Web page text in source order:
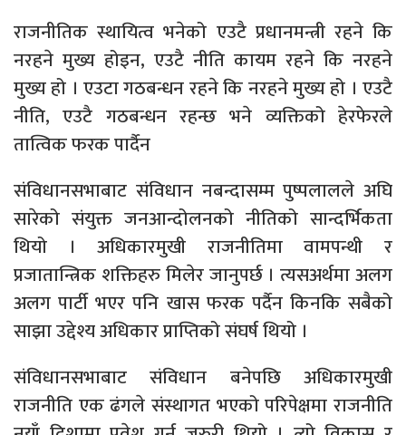
राजनीतिक स्थायित्व भनेको एउटै प्रधानमन्त्री रहने कि
नरहने मुख्य होइन, एउटै नीति कायम रहने कि नरहने
मुख्य हो । एउटा गठबन्धन रहने कि नरहने मुख्य हो । एउटै
नीति, एउटै गठबन्धन रहन्छ भने व्यक्तिको हेरफेरले
तात्विक फरक पार्दैन
संविधानसभाबाट संविधान नबन्दासम्म पुष्पलालले अघि
सारेको संयुक्त जनआन्दोलनको नीतिको सान्दर्भिकता
थियो । अधिकारमुखी राजनीतिमा वामपन्थी र
प्रजातान्त्रिक शक्तिहरु मिलेर जानुपर्छ । त्यसअर्थमा अलग
अलग पार्टी भएर पनि खास फरक पर्दैन किनकि सबैको
साझा उद्देश्य अधिकार प्राप्तिको संघर्ष थियो ।
संविधानसभाबाट संविधान बनेपछि अधिकारमुखी
राजनीति एक ढंगले संस्थागत भएको परिपेक्षमा राजनीति